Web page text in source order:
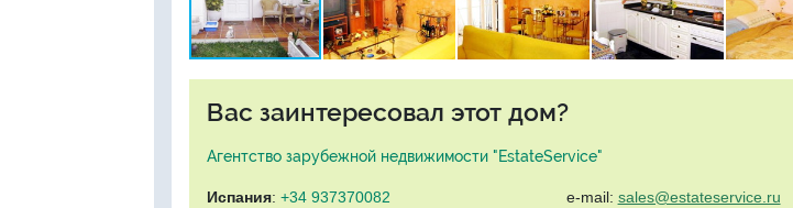
Вас заинтересовал этот дом?
Агентство зарубежной недвижимости "EstateService"
Испания: +34 937370082 e-mail: sales@estateservice.ru